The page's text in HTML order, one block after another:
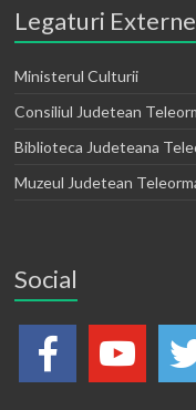
Legaturi Externe
Ministerul Culturii
Consiliul Judetean
Biblioteca Judeteana
Muzeul Judetean
Social